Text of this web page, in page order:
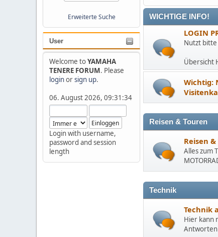
Erweiterte Suche
User
Welcome toYAMAHA
TENERE FORUM. Please
loginorsign up.
06. August 2026, 09:31:34
Login with username,
password and session
length
WICHTIGE INFO!
LOGIN
Nutzt
Übersicht
Wichtig:
Reisen & Touren
Reisen
Alles zum
Technik
Technik
Hier kann